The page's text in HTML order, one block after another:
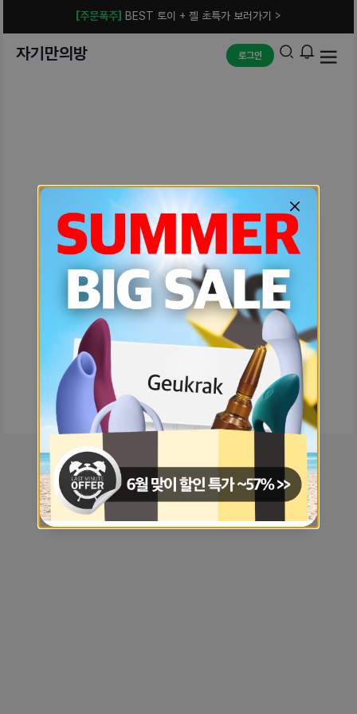
[주문폭주] BEST 토이 + 젤 초특가 보러가기 >
자기만의방 로그인
예상치 못한 에러입니다.